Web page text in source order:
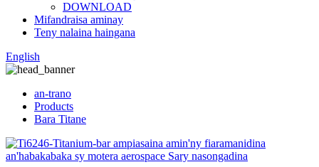
DOWNLOAD
Mifandraisa aminay
Teny nalaina haingana
English
an-trano
Products
Bara Titane